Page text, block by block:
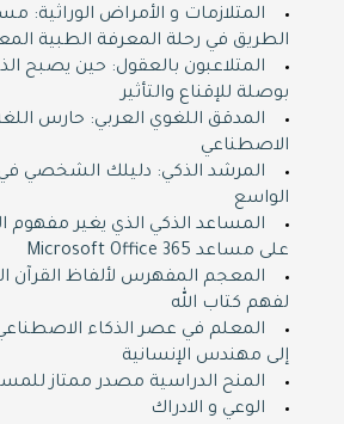
المتلازمات و الأمراض الوراثية:
الطريق في رحلة المعرفة الطبية
المتلاعبون بالعقول: حين يصبح
بوصلة للإقناع والتأثير
المدقق اللغوي العربي: حارس
الاصطناعي
المرشد الذكي: دليلك الشخصي
الواسع
المساعد الذكي الذي يغير مفهوم
على مساعد Microsoft Office 365
المعجم المفهرس لألفاظ القرآن
لفهم كتاب الله
المعلم في عصر الذكاء
إلى مهندس الإنسانية
المنح الدراسية مصدر ممتاز
الوعي و الادراك